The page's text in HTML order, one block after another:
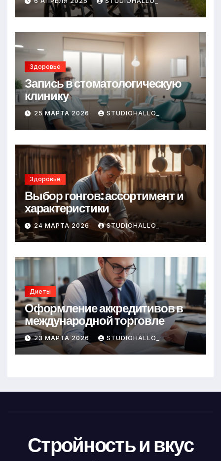
Здоровье
Запись в стоматологическую
клинику
25 МАРТА 2026 STUDIOHALLO_
Здоровье
Выбор гонгов: ассортимент и
характеристики
24 МАРТА 2026 STUDIOHALLO_
Диеты
Оформление аккредитивов в
международной торговле
23 МАРТА 2026 STUDIOHALLO_
Стройность и вкус